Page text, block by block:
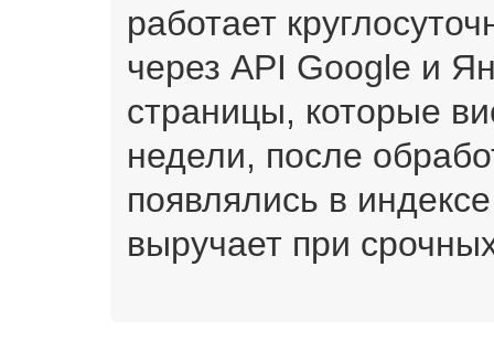
работает
через API Google и
страницы, которые
недели, после
появлялись в
выручает при